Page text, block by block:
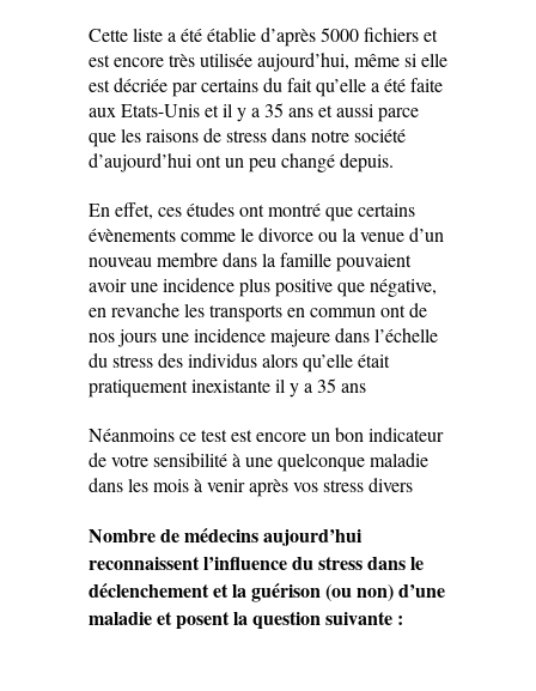
Cette liste a été établie d’après 5000 fichiers et
est encore très utilisée aujourd’hui, même si elle
est décriée par certains du fait qu’elle a été faite
aux Etats-Unis et il y a 35 ans et aussi parce
que les raisons de stress dans notre société
d’aujourd’hui ont un peu changé depuis.
En effet, ces études ont montré que certains
évènements comme le divorce ou la venue d’un
nouveau membre dans la famille pouvaient
avoir une incidence plus positive que négative,
en revanche les transports en commun ont de
nos jours une incidence majeure dans l’échelle
du stress des individus alors qu’elle était
pratiquement inexistante il y a 35 ans
Néanmoins ce test est encore un bon indicateur
de votre sensibilité à une quelconque maladie
dans les mois à venir après vos stress divers
Nombre de médecins aujourd’hui
reconnaissent l’influence du stress dans le
déclenchement et la guérison (ou non) d’une
maladie et posent la question suivante :